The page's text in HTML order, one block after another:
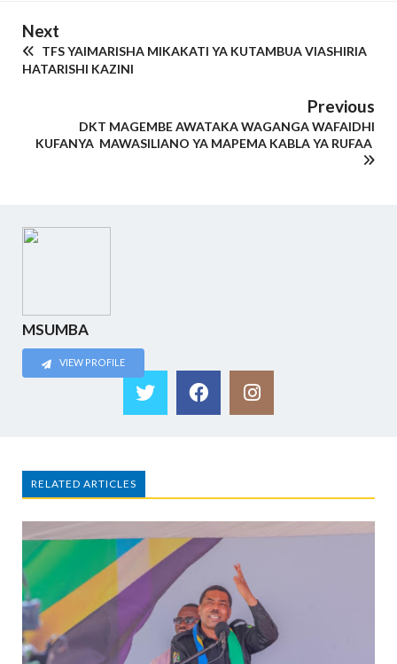
Next
TFS YAIMARISHA MIKAKATI YA KUTAMBUA VIASHIRIA
HATARISHI KAZINI
Previous
DKT MAGEMBE AWATAKA WAGANGA WAFAIDHI
KUFANYA MAWASILIANO YA MAPEMA KABLA YA RUFAA
MSUMBA
VIEW PROFILE
RELATED ARTICLES